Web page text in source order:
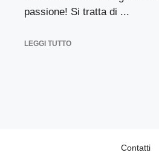
passione! Si tratta di ...
LEGGI TUTTO
Contatti